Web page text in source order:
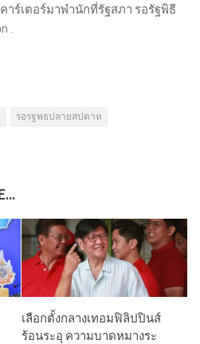
าร์เตอร์มาพำนักที่รัฐสภา รอรัฐพิธี
.
รอรฐพธปลายสปดาห
เลือกตั้งกลางเทอมฟิลิปปินส์
ร้อนระอุ ความบาดหมางระ